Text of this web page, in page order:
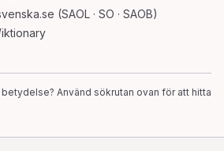
(SAOL · SO · SAOB)
Använd sökrutan ovan för att hitta